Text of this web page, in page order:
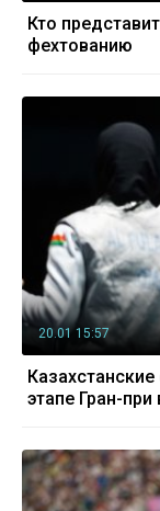
Кто
фехтованию
20.01 15:57
этапе Гран-при